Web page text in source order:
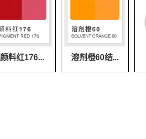
颜料红176... 溶剂橙60结...